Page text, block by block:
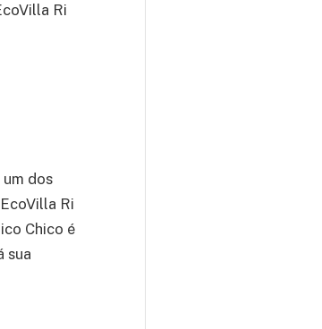
Ri
um dos
Ri
Chico é
sua